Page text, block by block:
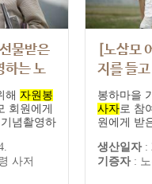
물받은
하는 노
해 자원봉
회원에게
념촬영하
사저
[노삼모
지를 들
무현 전
봉하마을
사자로 참
원에게 받
생산일자 :
기증자 :